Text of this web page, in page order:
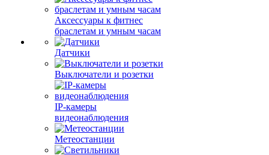
Аксессуары к фитнес
браслетам и умным часам
Датчики
Выключатели и розетки
IP-камеры
видеонаблюдения
Метеостанции